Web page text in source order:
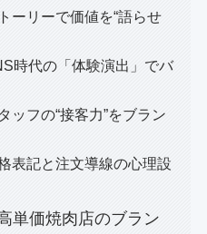
ーリーで価値を“語らせ
時代の「体験演出」でバ
ッフの“接客力”をブラン
表記と注文導線の心理設
単価焼肉店のブラン